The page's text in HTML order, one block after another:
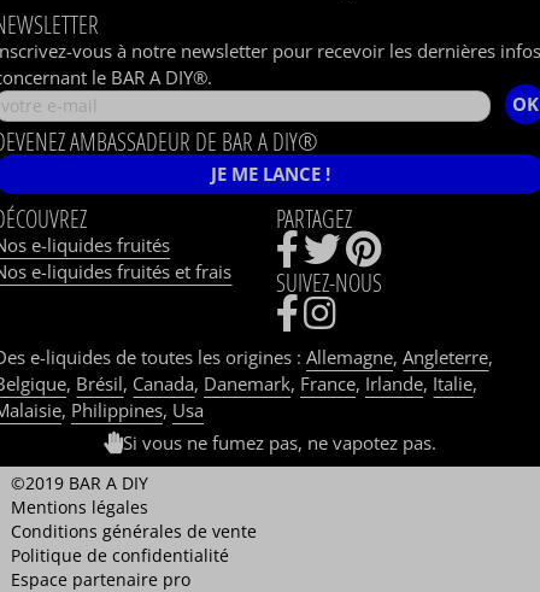
vous à notre newsletter pour recevoir les dernières
le BAR A DIY®.
OK
AMBASSADEUR DE BAR A DIY®
JE ME LANCE !
e-liquides fruités
e-liquides fruités et frais
PARTAGEZ
SUIVEZ-NOUS
e-liquides de toutes les origines :Allemagne,Angleterre,
, Brésil, Canada, Danemark, France, Irlande, Italie,
, Philippines, Usa
Si vous ne fumez pas, ne vapotez pas.
©2019 BAR A DIY
Mentions légales
Conditions générales de vente
Politique de confidentialité
Espace partenaire pro